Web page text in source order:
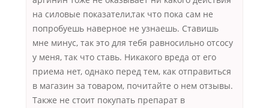
на силовые показатели,так что пока сам не
попробуешь наверное не узнаешь. Ставишь
мне минус, так это для тебя равносильно отсосу
у меня, так что ставь. Никакого вреда от его
приема нет, однако перед тем, как отправиться
в магазин за товаром, почитайте о нем отзывы.
Также не стоит покупать препарат в